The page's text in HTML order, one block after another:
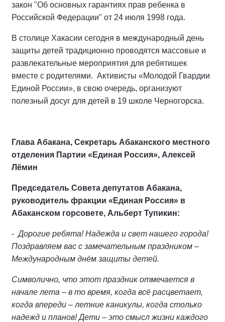
закон "Об основных гарантиях прав ребенка в
Российской Федерации" от 24 июля 1998 года.
В столице Хакасии сегодня в международный день
защиты детей традиционно проводятся массовые и
развлекательные мероприятия для ребятишек
вместе с родителями. Активисты «Молодой Гвардии
Единой России», в свою очередь, организуют
полезный досуг для детей в 19 школе Черногорска.
Глава Абакана, Секретарь Абаканского местного
отделения Партии «Единая Россия», Алексей
Лёмин
Председатель Совета депутатов Абакана,
руководитель фракции «Единая Россия» в
Абаканском горсовете, Альберт Тупикин:
-Дорогие ребята! Надежда и свет нашего города!
Поздравляем вас с замечательным праздником –
Международным днём защиты детей.
Символично, что этот праздник отмечается в
начале лета – в то время, когда всё расцветает,
когда впереди – летние каникулы, когда столько
надежд и планов! Дети – это смысл жизни каждого